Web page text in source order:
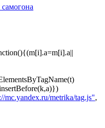
самогона
mc.yandex.ru/metrika/tag.js",